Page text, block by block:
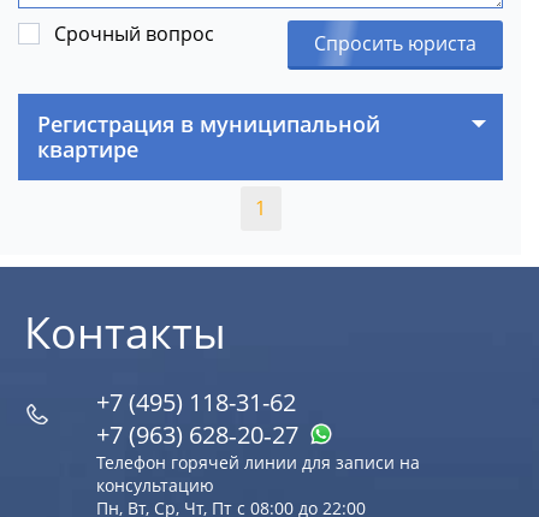
Срочный вопрос Спросить юриста
Регистрация в муниципальной
квартире
1
Контакты
+7 (495) 118-31-62
+7 (963) 628‑20‑27
Телефон горячей линии для записи на
консультацию
Пн, Вт, Ср, Чт, Пт с 08:00 до 22:00